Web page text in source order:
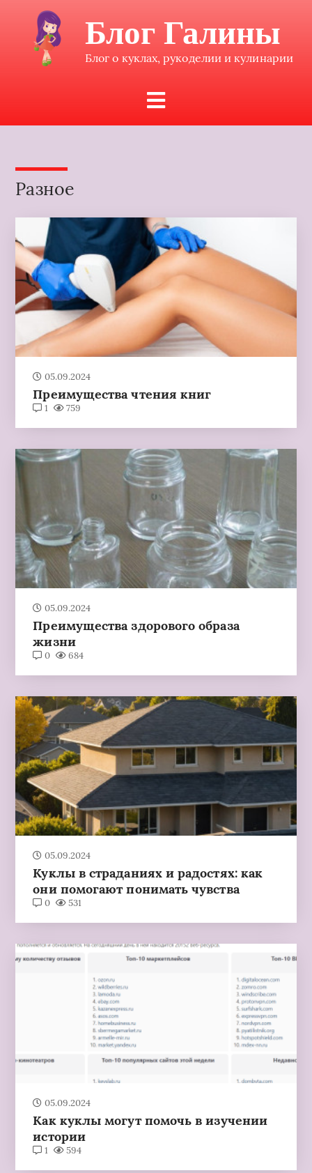
Блог Галины
Блог о куклах, рукоделии и кулинарии
Разное
05.09.2024
Преимущества чтения книг
1 759
05.09.2024
Преимущества здорового образа
жизни
0 684
05.09.2024
Куклы в страданиях и радостях: как
они помогают понимать чувства
0 531
05.09.2024
Как куклы могут помочь в изучении
истории
1 594